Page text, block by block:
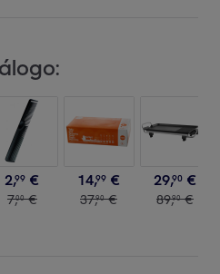
2,99 €
7,00 €
14,99 €
37,90 €
29,90 €
89,90 €